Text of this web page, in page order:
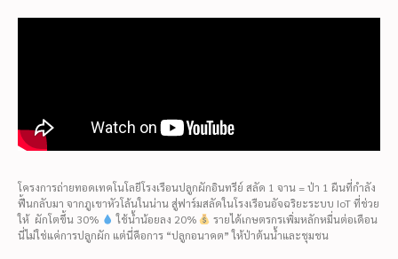
โครงการถ่ายทอดเทคโนโลยีโรงเรือนปลูกผักอินทรีย์ สลัด 1 จาน = ป่า 1 ผืนที่กำลัง
ฟื้นกลับมา จากภูเขาหัวโล้นในน่าน สู่ฟาร์มสลัดในโรงเรือนอัจฉริยะระบบ IoT ที่ช่วย
ให้ ผักโตขึ้น 30%
ใช้น้ำน้อยลง 20%
รายได้เกษตรกรเพิ่มหลักหมื่นต่อเดือน
นี่ไม่ใช่แค่การปลูกผัก แต่นี่คือการ “ปลูกอนาคต” ให้ป่าต้นน้ำและชุมชน